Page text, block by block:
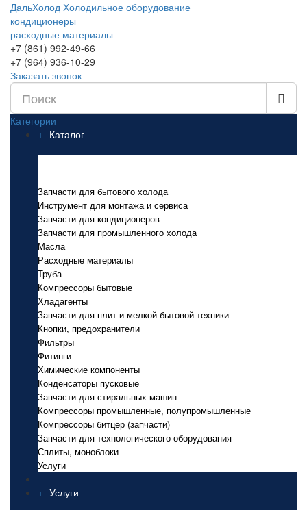
ДальХолод Холодильное оборудование
кондиционеры
расходные материалы
+7 (861) 992-49-66
+7 (964) 936-10-29
Заказать звонок
Категории
+- Каталог
Запчасти для бытового холода
Инструмент для монтажа и сервиса
Запчасти для кондиционеров
Запчасти для промышленного холода
Масла
Расходные материалы
Труба
Компрессоры бытовые
Хладагенты
Запчасти для плит и мелкой бытовой техники
Кнопки, предохранители
Фильтры
Фитинги
Химические компоненты
Конденсаторы пусковые
Запчасти для стиральных машин
Компрессоры промышленные, полупромышленные
Компрессоры битцер (запчасти)
Запчасти для технологического оборудования
Сплиты, моноблоки
Услуги
+- Услуги